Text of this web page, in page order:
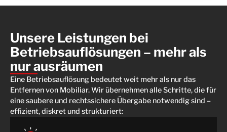
Unsere Leistungen bei
Betriebsauflösungen – mehr als
nur ausräumen
Eine Betriebsauflösung bedeutet weit mehr als nur das
Entfernen von Mobiliar. Wir übernehmen alle Schritte, die für
eine saubere und rechtssichere Übergabe notwendig sind –
effizient, diskret und strukturiert: